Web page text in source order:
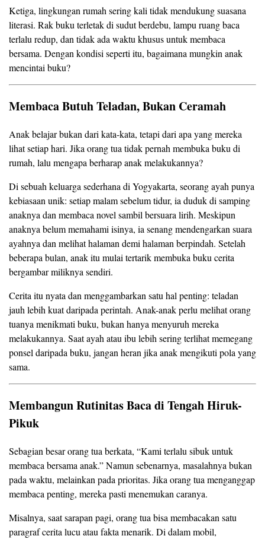
Ketiga, lingkungan rumah sering kali tidak mendukung suasana
literasi. Rak buku terletak di sudut berdebu, lampu ruang baca
terlalu redup, dan tidak ada waktu khusus untuk membaca
bersama. Dengan kondisi seperti itu, bagaimana mungkin anak
mencintai buku?
Membaca Butuh Teladan, Bukan Ceramah
Anak belajar bukan dari kata-kata, tetapi dari apa yang mereka
lihat setiap hari. Jika orang tua tidak pernah membuka buku di
rumah, lalu mengapa berharap anak melakukannya?
Di sebuah keluarga sederhana di Yogyakarta, seorang ayah punya
kebiasaan unik: setiap malam sebelum tidur, ia duduk di samping
anaknya dan membaca novel sambil bersuara lirih. Meskipun
anaknya belum memahami isinya, ia senang mendengarkan suara
ayahnya dan melihat halaman demi halaman berpindah. Setelah
beberapa bulan, anak itu mulai tertarik membuka buku cerita
bergambar miliknya sendiri.
Cerita itu nyata dan menggambarkan satu hal penting: teladan
jauh lebih kuat daripada perintah. Anak-anak perlu melihat orang
tuanya menikmati buku, bukan hanya menyuruh mereka
melakukannya. Saat ayah atau ibu lebih sering terlihat memegang
ponsel daripada buku, jangan heran jika anak mengikuti pola yang
sama.
Membangun Rutinitas Baca di Tengah Hiruk-
Pikuk
Sebagian besar orang tua berkata, “Kami terlalu sibuk untuk
membaca bersama anak.” Namun sebenarnya, masalahnya bukan
pada waktu, melainkan pada prioritas. Jika orang tua menganggap
membaca penting, mereka pasti menemukan caranya.
Misalnya, saat sarapan pagi, orang tua bisa membacakan satu
paragraf cerita lucu atau fakta menarik. Di dalam mobil,